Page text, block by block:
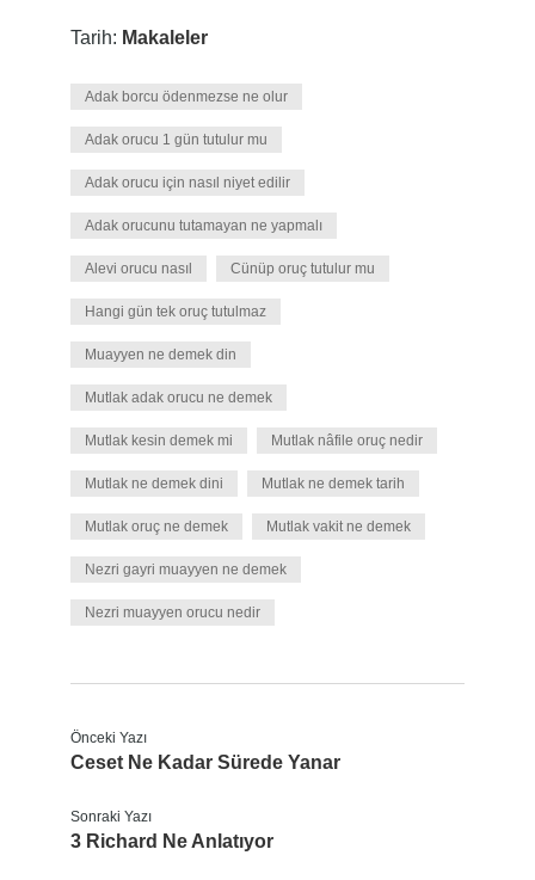
Tarih: Makaleler
Adak borcu ödenmezse ne olur
Adak orucu 1 gün tutulur mu
Adak orucu için nasıl niyet edilir
Adak orucunu tutamayan ne yapmalı
Alevi orucu nasıl Cünüp oruç tutulur mu
Hangi gün tek oruç tutulmaz
Muayyen ne demek din
Mutlak adak orucu ne demek
Mutlak kesin demek mi Mutlak nâfile oruç nedir
Mutlak ne demek dini Mutlak ne demek tarih
Mutlak oruç ne demek Mutlak vakit ne demek
Nezri gayri muayyen ne demek
Nezri muayyen orucu nedir
Önceki Yazı
Ceset Ne Kadar Sürede Yanar
Sonraki Yazı
3 Richard Ne Anlatıyor